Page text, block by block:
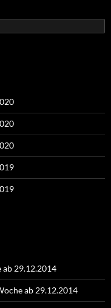
ab 29.12.2014
ab 29.12.2014